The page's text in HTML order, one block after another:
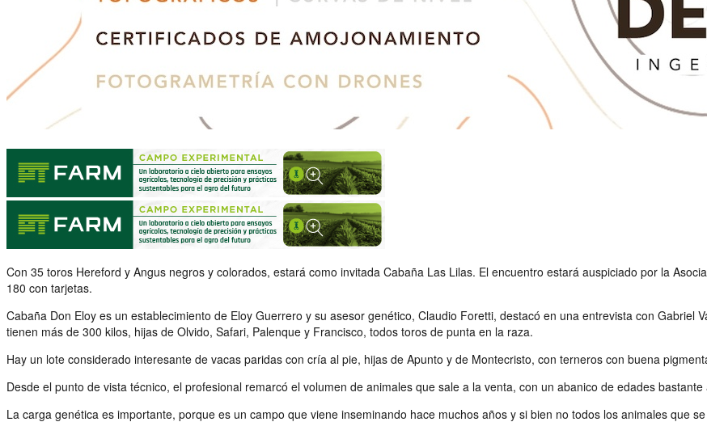
Con 35 toros Hereford y Angus negros y colorados, estará como invitada Cabaña Las Lilas. El encuentro estará auspiciado por la
180 con tarjetas.
Cabaña Don Eloy es un establecimiento de Eloy Guerrero y su asesor genético, Claudio Foretti, destacó en una entrevista con Gabriel
tienen más de 300 kilos, hijas de Olvido, Safari, Palenque y Francisco, todos toros de punta en la raza.
Hay un lote considerado interesante de vacas paridas con cría al pie, hijas de Apunto y de Montecristo, con terneros con buena
Desde el punto de vista técnico, el profesional remarcó el volumen de animales que sale a la venta, con un abanico de edades
La carga genética es importante, porque es un campo que viene inseminando hace muchos años y si bien no todos los animales que